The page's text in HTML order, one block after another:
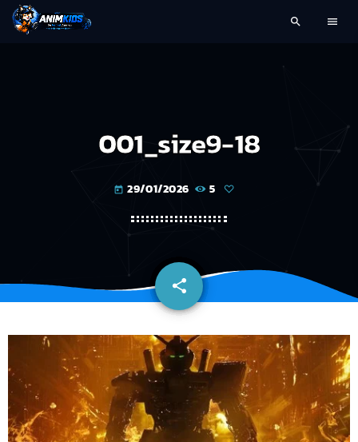
search menu
001_size9-18
today 29/01/2026 5
share
email